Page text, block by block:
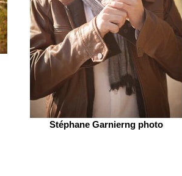
Stéphane Garnierng photo